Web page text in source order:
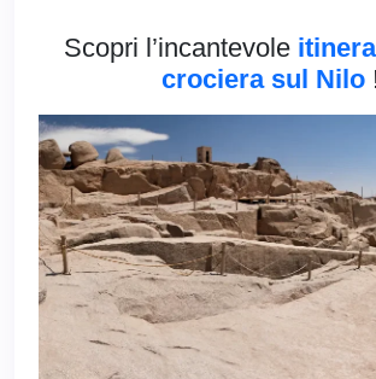
Scopri l’incantevole
crociera sul Nilo !